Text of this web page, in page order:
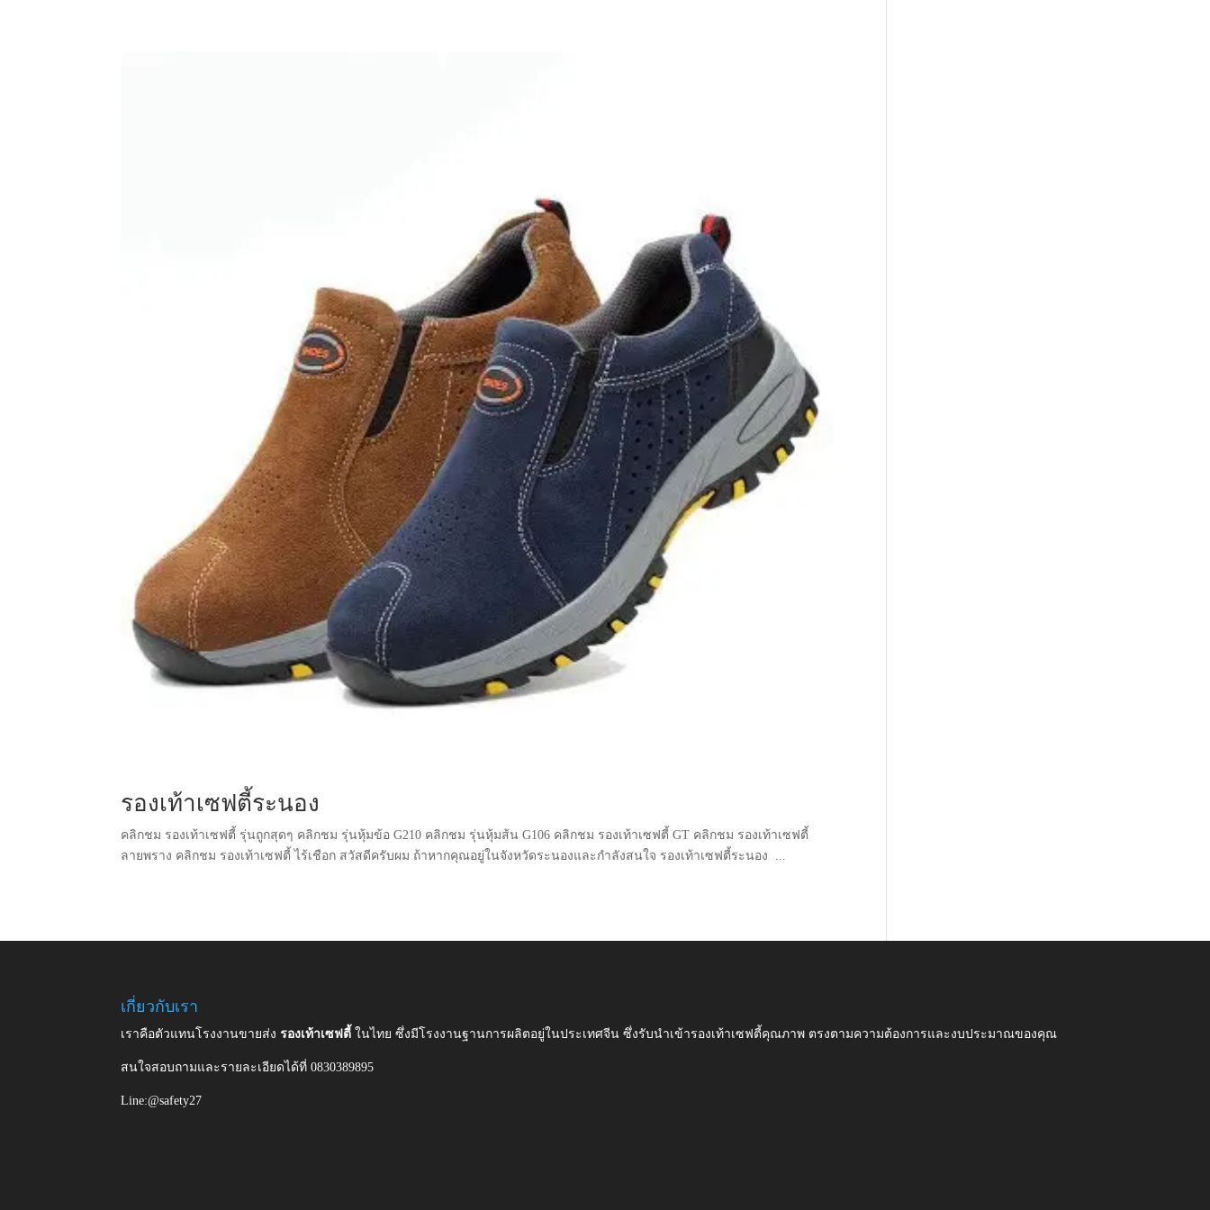
รองเท้าเซฟตี้ระนอง
คลิกชม รองเท้าเซฟตี้ รุ่นถูกสุดๆ คลิกชม รุ่นหุ้มข้อ G210 คลิกชม รุ่นหุ้มส้น G106 คลิกชม รองเท้าเซฟตี้ GT คลิกชม รองเท้าเซฟตี้
ลายพราง คลิกชม รองเท้าเซฟตี้ ไร้เชือก สวัสดีครับผม ถ้าหากคุณอยู่ในจังหวัดระนองและกำลังสนใจ รองเท้าเซฟตี้ระนอง ...
เกี่ยวกับเรา
เราคือตัวแทนโรงงานขายส่งรองเท้าเซฟตี้ในไทย ซึ่งมีโรงงานฐานการผลิตอยู่ในประเทศจีน ซึ่งรับนำเข้ารองเท้าเซฟตี้คุณภาพ ตรงตามความต้องการและงบประมาณของคุณ
สนใจสอบถามและรายละเอียดได้ที่ 0830389895
Line:@safety27